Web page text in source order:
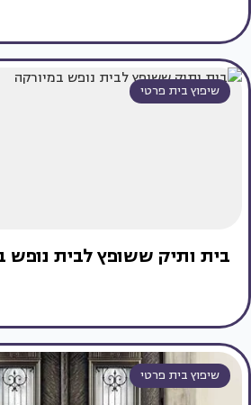
שיפוץ בית פרטי
בית ותיק ששופץ לבית נופש
שיפוץ בית פרטי